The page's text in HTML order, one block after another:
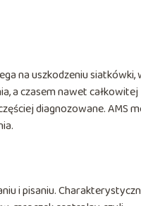
na uszkodzeniu siatkówki,
a czasem nawet całkowitej
diagnozowane. AMS
i pisaniu.